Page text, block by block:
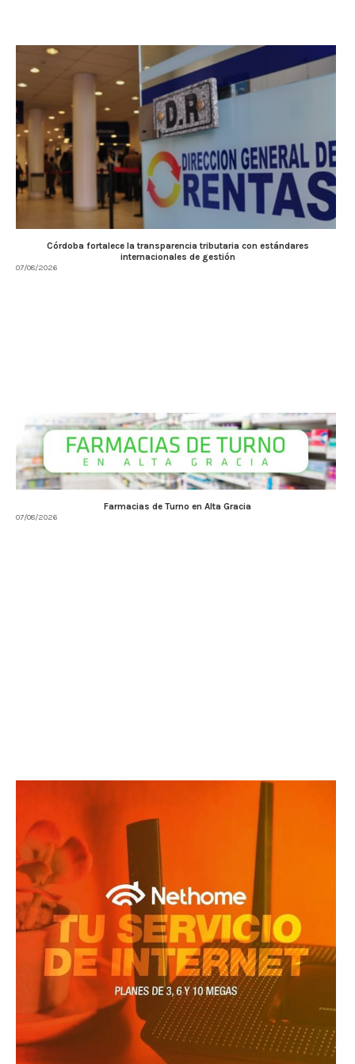
Córdoba fortalece la transparencia tributaria con estándares
internacionales de gestión
07/08/2026
Farmacias de Turno en Alta Gracia
07/08/2026